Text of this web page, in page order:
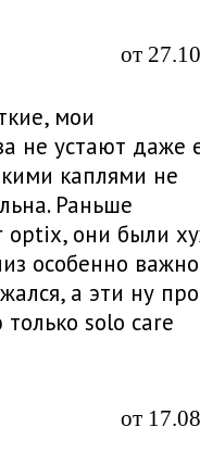
от
мои
не устают даже
каплями не
Раньше
optix, они были
особенно важно
а эти ну
только solo care
от